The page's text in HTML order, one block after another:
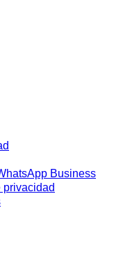
Business